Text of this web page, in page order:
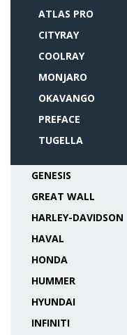
ATLAS PRO
CITYRAY
COOLRAY
MONJARO
OKAVANGO
PREFACE
TUGELLA
GENESIS
GREAT WALL
HARLEY-DAVIDSON
HAVAL
HONDA
HUMMER
HYUNDAI
INFINITI